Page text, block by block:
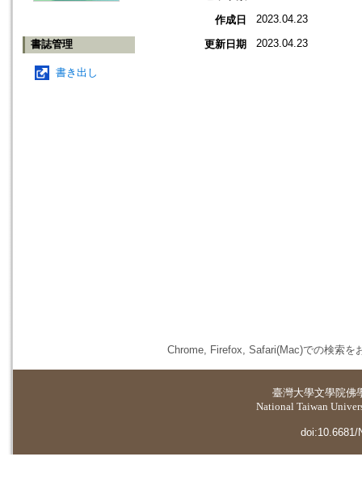
書誌管理
書き出し
作成日 2023.04.23
更新日期 2023.04.23
Chrome, Firefox, Safari(Mac)での検索を
臺灣大學文學院佛
National Taiwan
doi:10.6681/